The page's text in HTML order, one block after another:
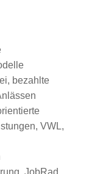
bezahlte
VWL,
JobRad,